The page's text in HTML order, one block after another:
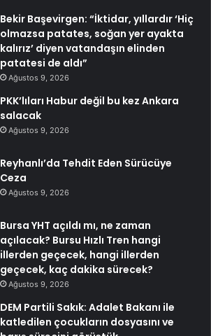
Bekir Başevirgen: “İktidar, yıllardır ‘Hiç
olmazsa patates, soğan yer ayakta
kalırız’ diyen vatandaşın elinden
patatesi de aldı”
Ağustos 9, 2026
PKK’lıları Habur değil bu kez Ankara
salacak
Ağustos 9, 2026
Reyhanlı’da Tehdit Eden Sürücüye
Ceza
Ağustos 9, 2026
Bursa YHT açıldı mı, ne zaman
açılacak? Bursu Hızlı Tren hangi
illerden geçecek, hangi illerden
geçecek, kaç dakika sürecek?
Ağustos 9, 2026
DEM Partili Sakık: Adalet Bakanı ile
katledilen çocukların dosyasını ve